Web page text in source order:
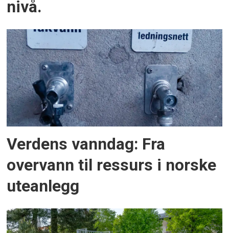
nivå.
Verdens vanndag: Fra
overvann til ressurs i norske
uteanlegg